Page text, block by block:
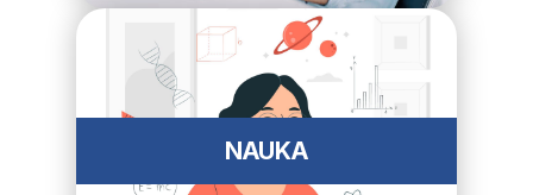
NAUKA